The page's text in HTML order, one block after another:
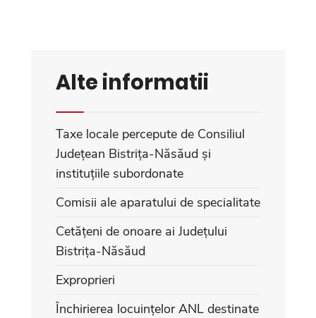
Alte informatii
Taxe locale percepute de Consiliul
Județean Bistrița-Năsăud și
instituțiile subordonate
Comisii ale aparatului de specialitate
Cetățeni de onoare ai Județului
Bistrița-Năsăud
Exproprieri
Închirierea locuințelor ANL destinate